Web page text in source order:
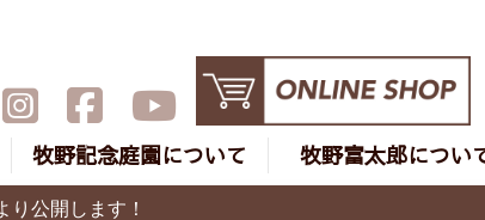
牧野記念庭園について 牧野富太郎につい
り公開します！